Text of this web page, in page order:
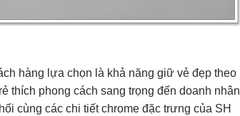
hàng lựa chọn là khả năng giữ vẻ đẹp theo
thích phong cách sang trọng đến doanh nhân
cùng các chi tiết chrome đặc trưng của SH